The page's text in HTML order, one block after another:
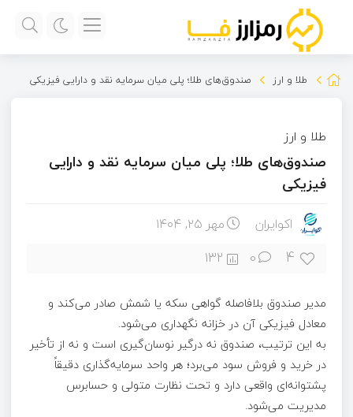
طلا و ارز صندوق‌های طلا؛ پلی میان سرمایه نقد و دارایی فیزیکی
طلا و ارز
صندوق‌های طلا؛ پلی میان سرمایه نقد و دارایی
فیزیکی
اکوایران مهر ۲۵, ۱۴۰۴
4
0
132
مدیر صندوق بلافاصله گواهی سکه یا شمش صادر می‌کند و
معادل فیزیکی آن در خزانه نگهداری می‌شود.
به این ترتیب، صندوق نه درگیر نوسان‌گیری است و نه از تأخیر
در خرید و فروش سود می‌برد؛ هر واحد سرمایه‌گذاری دقیقاً
پشتوانه‌ای واقعی دارد و تحت نظارت متولی و حسابرس
مدیریت می‌شود.